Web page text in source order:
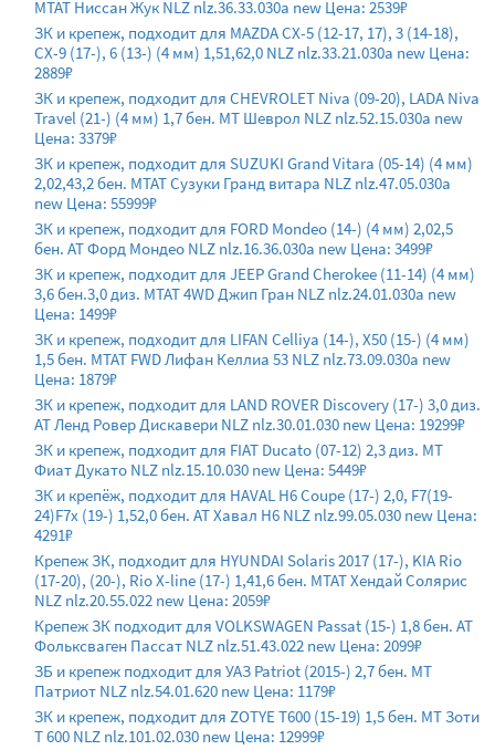
МТАТ Ниссан Жук NLZ nlz.36.33.030a new Цена: 2539₽
ЗК и крепеж, подходит для MAZDA CX-5 (12-17, 17), 3 (14-18),
CX-9 (17-), 6 (13-) (4 мм) 1,51,62,0 NLZ nlz.33.21.030a new Цена:
2889₽
ЗК и крепеж, подходит для CHEVROLET Niva (09-20), LADA Niva
Travel (21-) (4 мм) 1,7 бен. МТ Шеврол NLZ nlz.52.15.030a new
Цена: 3379₽
ЗК и крепеж, подходит для SUZUKI Grand Vitara (05-14) (4 мм)
2,02,43,2 бен. МТАТ Сузуки Гранд витара NLZ nlz.47.05.030a
new Цена: 55999₽
ЗК и крепеж, подходит для FORD Mondeo (14-) (4 мм) 2,02,5
бен. АТ Форд Мондео NLZ nlz.16.36.030a new Цена: 3499₽
ЗК и крепеж, подходит для JEEP Grand Cherokee (11-14) (4 мм)
3,6 бен.3,0 диз. МТАТ 4WD Джип Гран NLZ nlz.24.01.030a new
Цена: 1499₽
ЗК и крепеж, подходит для LIFAN Celliya (14-), X50 (15-) (4 мм)
1,5 бен. МТАТ FWD Лифан Келлиа 53 NLZ nlz.73.09.030a new
Цена: 1879₽
ЗК и крепеж, подходит для LAND ROVER Discovery (17-) 3,0 диз.
АТ Ленд Ровер Дискавери NLZ nlz.30.01.030 new Цена: 19299₽
ЗК и крепеж, подходит для FIAT Ducato (07-12) 2,3 диз. МТ
Фиат Дукато NLZ nlz.15.10.030 new Цена: 5449₽
ЗК и крепёж, подходит для HAVAL H6 Coupe (17-) 2,0, F7(19-
24)F7x (19-) 1,52,0 бен. AT Хавал Н6 NLZ nlz.99.05.030 new Цена:
4291₽
Крепеж ЗК, подходит для HYUNDAI Solaris 2017 (17-), KIA Rio
(17-20), (20-), Rio X-line (17-) 1,41,6 бен. MTAT Хендай Солярис
NLZ nlz.20.55.022 new Цена: 2059₽
Крепеж ЗК подходит для VOLKSWAGEN Passat (15-) 1,8 бен. АТ
Фольксваген Пассат NLZ nlz.51.43.022 new Цена: 2099₽
ЗБ и крепеж подходит для УАЗ Patriot (2015-) 2,7 бен. МТ
Патриот NLZ nlz.54.01.620 new Цена: 1179₽
ЗК и крепеж, подходит для ZOTYE T600 (15-19) 1,5 бен. МТ Зоти
Т 600 NLZ nlz.101.02.030 new Цена: 12999₽